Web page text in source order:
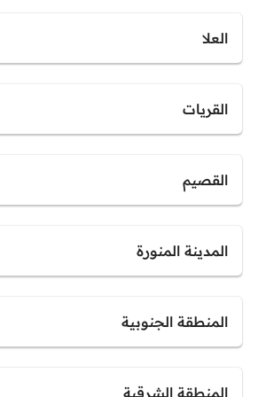
العلا
القريات
القصيم
المدينة المنورة
المنطقة الجنوبية
المنطقة الشرقية